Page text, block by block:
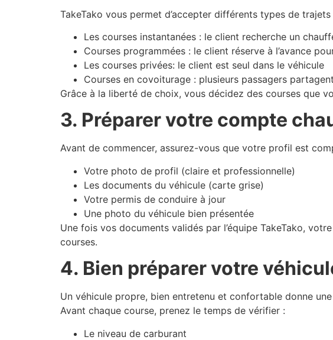
TakeTako vous permet d’accepter différents types de
Les courses instantanées : le client recherche un
Courses programmées : le client réserve à l’avance
Les courses privées: le client est seul dans le véhicule
Courses en covoiturage : plusieurs passagers
Grâce à la liberté de choix, vous décidez des courses que
3. Préparer votre compte
Avant de commencer, assurez-vous que votre profil est
Votre photo de profil (claire et professionnelle)
Les documents du véhicule (carte grise)
Votre permis de conduire à jour
Une photo du véhicule bien présentée
Une fois vos documents validés par l’équipe TakeTako,
courses.
4. Bien préparer votre
Un véhicule propre, bien entretenu et confortable donne
Avant chaque course, prenez le temps de vérifier :
Le niveau de carburant